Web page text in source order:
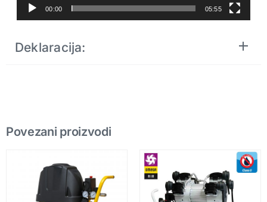
00:00 05:55
Deklaracija:
Povezani proizvodi